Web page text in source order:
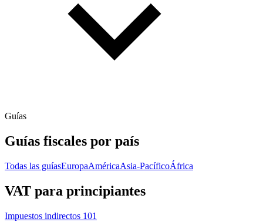
Guías
Guías fiscales por país
Todas las guíasEuropaAméricaAsia-PacíficoÁfrica
VAT para principiantes
Impuestos indirectos 101